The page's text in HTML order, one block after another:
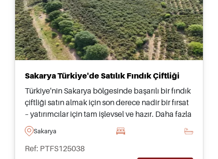
Sakarya Türkiye'de Satılık Fındık Çiftliği
Türkiye'nin Sakarya bölgesinde başarılı bir fındık
çiftliği satın almak için son derece nadir bir fırsat
– yatırımcılar için tam işlevsel ve hazır. Daha fazla
bilgi için lütfen bugün bizi arayın veya iletişime
geçin.
Sakarya
Ref: PTFS125038